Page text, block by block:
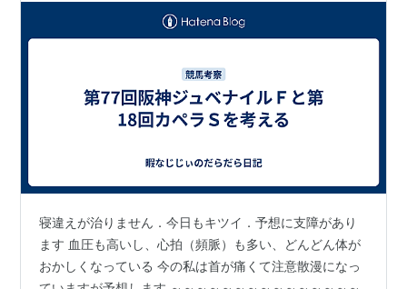
寝違えが治りません．今日もキツイ．予想に支障があり
ます 血圧も高いし、心拍（頻脈）も多い、どんどん体が
おかしくなっている 今の私は首が痛くて注意散漫になっ